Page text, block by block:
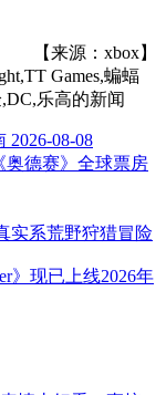
【来源：xbox】
Games,蝙蝠
乐高的新闻
2026-08-08
奥德赛》全球票房
实系荒野狩猎冒险
》现已上线2026年